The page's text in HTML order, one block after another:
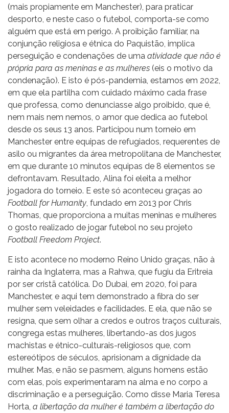
(mais propiamente em Manchester), para praticar
desporto, e neste caso o futebol, comporta-se como
alguém que está em perigo. A proibição familiar, na
conjunção religiosa e étnica do Paquistão, implica
perseguição e condenações de uma atividade que não é
própria para as meninas e as mulheres (eis o motivo da
condenação). E isto é pós-pandemia, estamos em 2022,
em que ela partilha com cuidado máximo cada frase
que professa, como denunciasse algo proibido, que é,
nem mais nem nemos, o amor que dedica ao futebol
desde os seus 13 anos. Participou num torneio em
Manchester entre equipas de refugiados, requerentes de
asilo ou migrantes da área metropolitana de Manchester,
em que durante 10 minutos equipas de 8 elementos se
defrontavam. Resultado, Alina foi eleita a melhor
jogadora do torneio. E este só aconteceu graças ao
Football for Humanity , fundado em 2013 por Chris
Thomas, que proporciona a muitas meninas e mulheres
o gosto realizado de jogar futebol no seu projeto
Football Freedom Project.
E isto acontece no moderno Reino Unido graças, não à
rainha da Inglaterra, mas a Rahwa, que fugiu da Eritreia
por ser cristã católica. Do Dubai, em 2020, foi para
Manchester, e aqui tem demonstrado a fibra do ser
mulher sem veleidades e facilidades. E ela, que não se
resigna, que sem olhar a credos e outros traços culturais,
congrega estas mulheres, libertando-as dos jugos
machistas e étnico-culturais-religiosos que, com
estereótipos de séculos, aprisionam a dignidade da
mulher. Mas, e não se pasmem, alguns homens estão
com elas, pois experimentaram na alma e no corpo a
discriminação e a perseguição. Como disse Maria Teresa
Horta, a libertação da mulher é também a libertação do